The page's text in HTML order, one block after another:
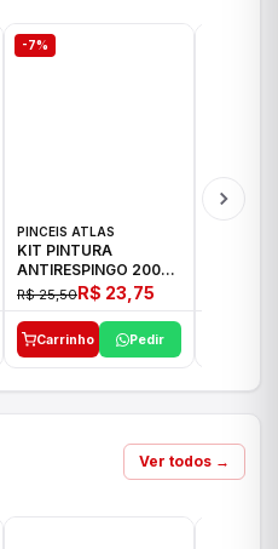
-7%
PINCEIS ATLAS
KIT PINTURA
ANTIRESPINGO 2003
ATLAS 03 PCS
R$ 25,50R$ 23,75
Carrinho Pedir
Ver todos →